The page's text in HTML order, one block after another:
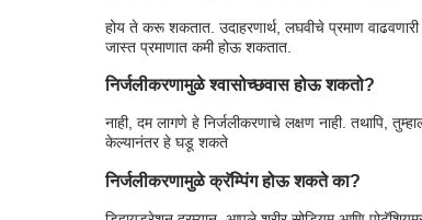
होय ते करू शकतात. उदाहरणार्थ, लघवीचे प्रमाण
जास्त प्रमाणात कमी होऊ शकतात.
निर्जलीकरणामुळे श्वासोच्छवास होऊ शकतो?
नाही, दम लागणे हे निर्जलीकरणाचे लक्षण नाही. तथापि,
केल्यानंतर हे घडू शकते
निर्जलीकरणामुळे क्रॅम्पिंग होऊ शकते का?